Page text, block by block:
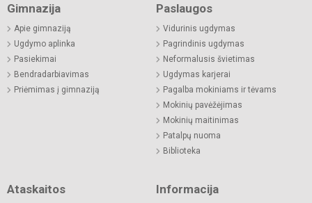
Gimnazija
Apie gimnaziją
Ugdymo aplinka
Pasiekimai
Bendradarbiavimas
Priėmimas į gimnaziją
Paslaugos
Vidurinis ugdymas
Pagrindinis ugdymas
Neformalusis švietimas
Ugdymas karjerai
Pagalba mokiniams ir tėvams
Mokinių pavėžėjimas
Mokinių maitinimas
Patalpų nuoma
Biblioteka
Ataskaitos Informacija